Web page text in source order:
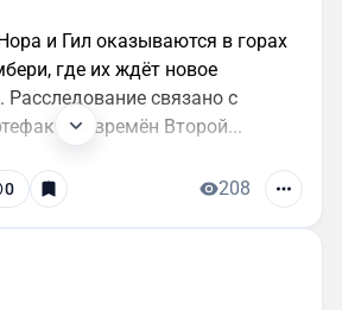
и Гил оказываются в горах
где их ждёт новое
Расследование связано с
времён Второй...
0 208